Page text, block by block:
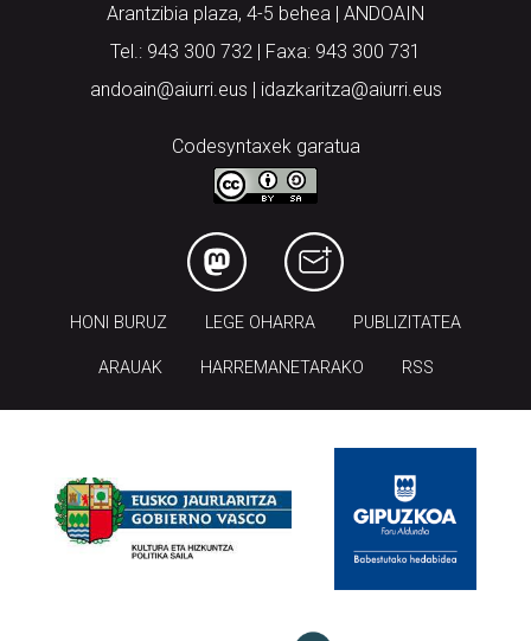
Arantzibia plaza, 4-5 behea | ANDOAIN
Tel.: 943 300 732 | Faxa: 943 300 731
andoain@aiurri.eus | idazkaritza@aiurri.eus
Codesyntaxek garatua
HONI BURUZ LEGE OHARRA PUBLIZITATEA
ARAUAK HARREMANETARAKO RSS